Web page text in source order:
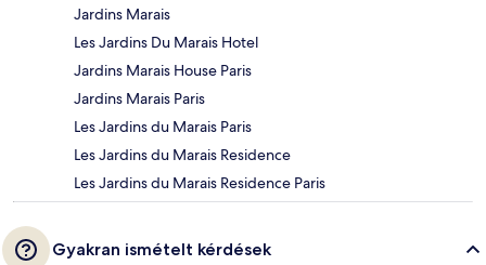
Jardins Marais
Les Jardins Du Marais Hotel
Jardins Marais House Paris
Jardins Marais Paris
Les Jardins du Marais Paris
Les Jardins du Marais Residence
Les Jardins du Marais Residence Paris
Gyakran ismételt kérdések